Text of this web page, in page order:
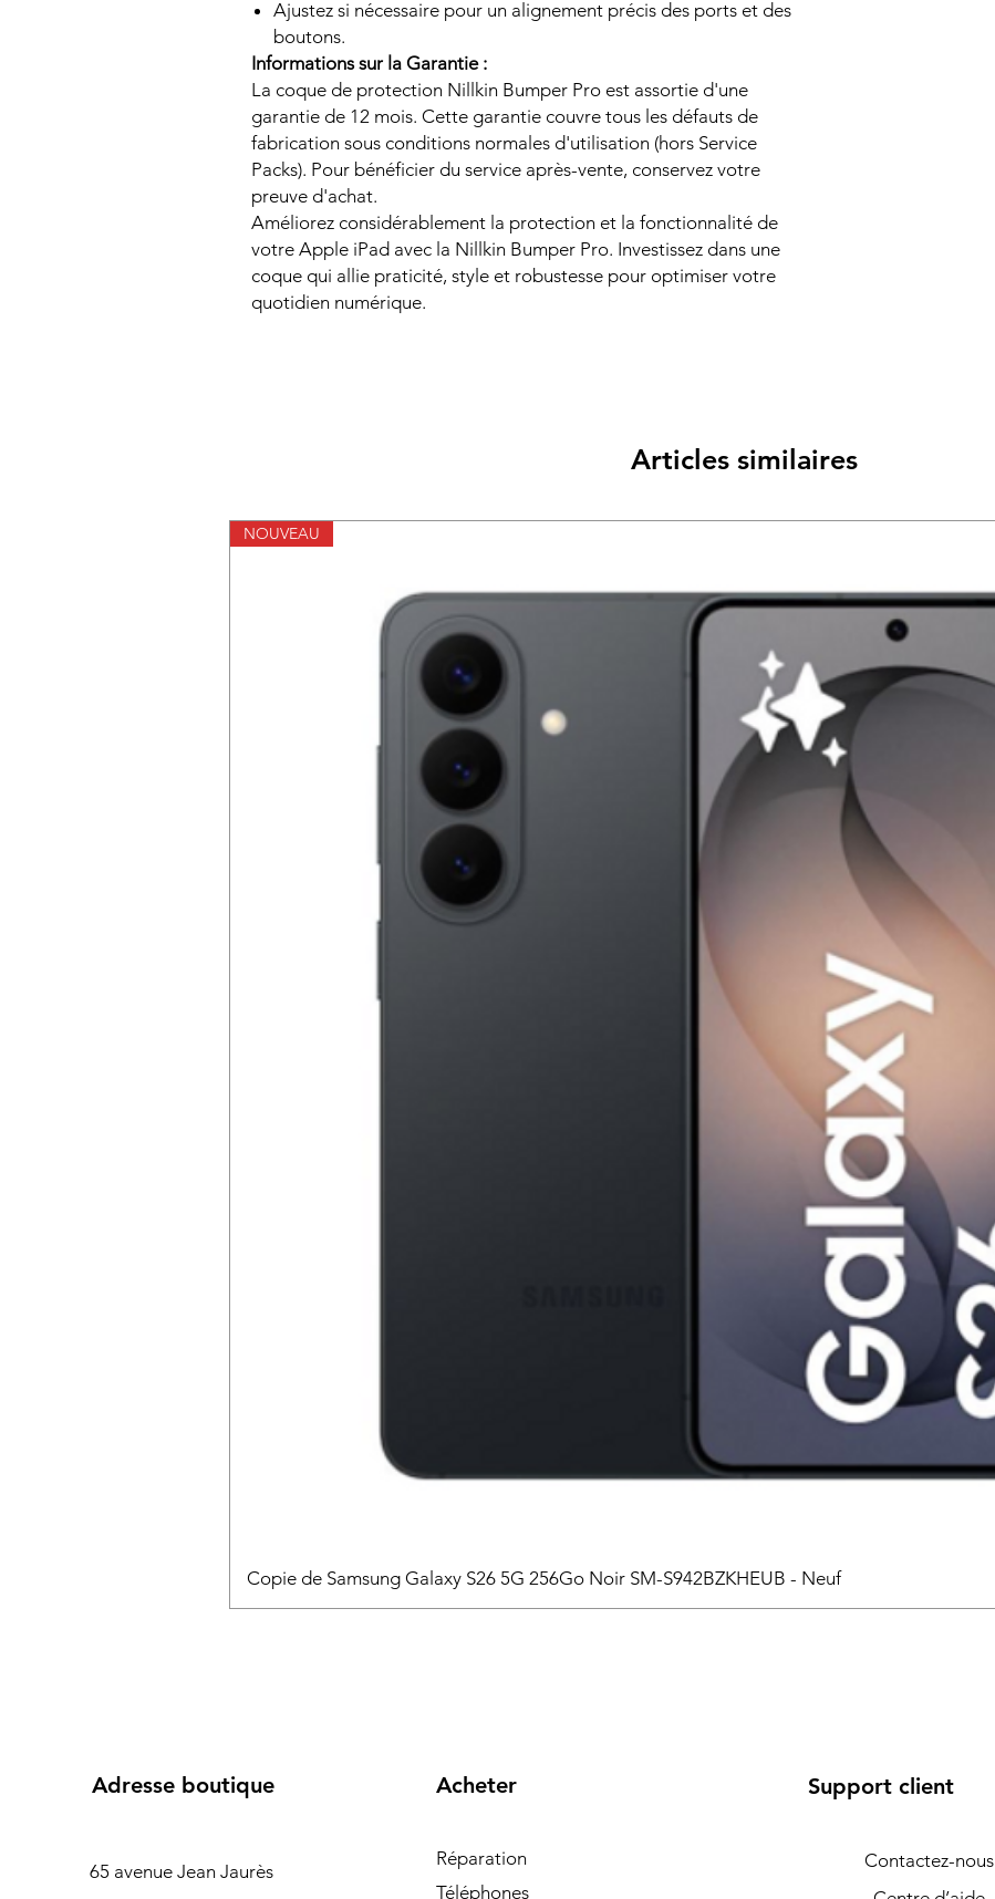
Ajustez si nécessaire pour un alignement précis des ports et des
boutons.
Informations sur la Garantie :
La coque de protection Nillkin Bumper Pro est assortie d'une
garantie de 12 mois. Cette garantie couvre tous les défauts de
fabrication sous conditions normales d'utilisation (hors Service
Packs). Pour bénéficier du service après-vente, conservez votre
preuve d'achat.
Améliorez considérablement la protection et la fonctionnalité de
votre Apple iPad avec la Nillkin Bumper Pro. Investissez dans une
coque qui allie praticité, style et robustesse pour optimiser votre
quotidien numérique.
Articles similaires
NOUVEAU
Copie de Samsung Galaxy S26 5G 256Go Noir SM-S942BZKHEUB - Neuf
Adresse boutique
65 avenue Jean Jaurès
Acheter
Réparation
Téléphones
Support client
Contactez-nous